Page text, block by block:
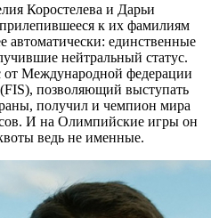
Коростелева и Дарьи
к их фамилиям
единственные
нейтральный статус.
от Международной федерации
позволяющий выступать
получил и чемпион мира
И на Олимпийские игры он
ведь не именные.